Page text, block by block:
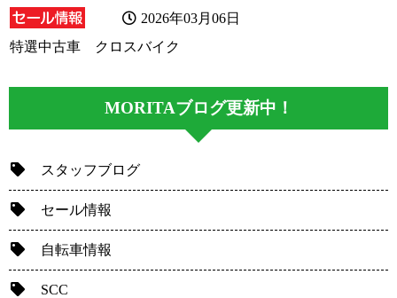
2026年03月06日
特選中古車 クロスバイク
MORITAブログ更新中！
スタッフブログ
セール情報
自転車情報
SCC